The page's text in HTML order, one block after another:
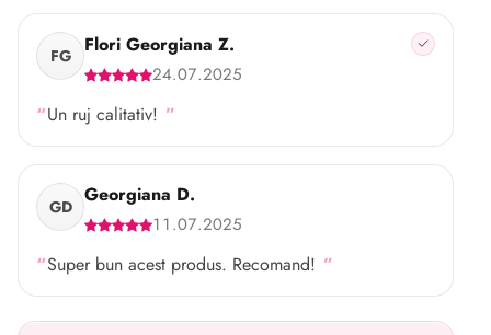
FG Flori Georgiana Z.
24.07.2025
Un ruj calitativ!
GD Georgiana D.
11.07.2025
Super bun acest produs. Recomand!